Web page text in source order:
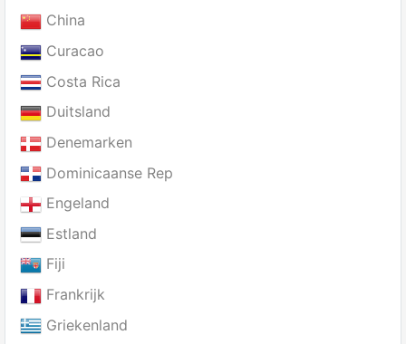
China
Curacao
Costa Rica
Duitsland
Denemarken
Dominicaanse Rep
Engeland
Estland
Fiji
Frankrijk
Griekenland